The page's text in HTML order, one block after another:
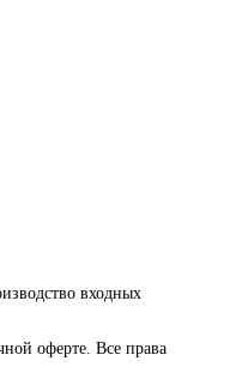
входных
оферте. Все права